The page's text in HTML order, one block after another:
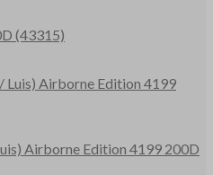
(43315)
Airborne Edition 4199 200D